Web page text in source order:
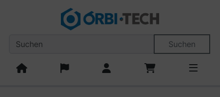
Sprungnavigation
Springe zum Inhalt Springe zur Navigation
Suchen